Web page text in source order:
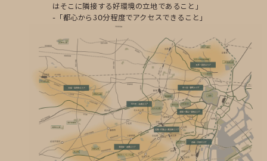
はそこに隣接する好環境の立地であること」
「都心から30分程度でアクセスできること」